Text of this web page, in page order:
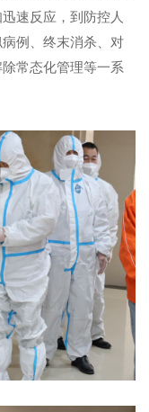
速反应，到防控人
例、终末消杀、对
常态化管理等一系